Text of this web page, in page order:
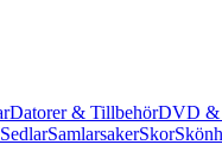
Datorer & TillbehörDVD &
SamlarsakerSkor